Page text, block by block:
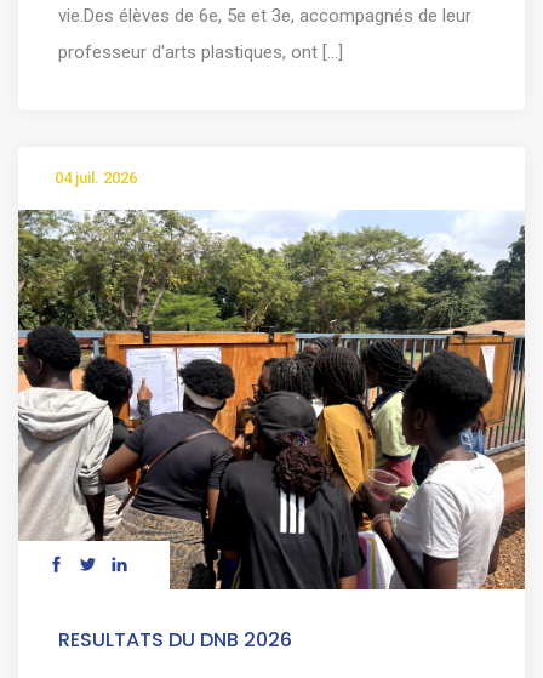
vie.Des élèves de 6e, 5e et 3e, accompagnés de leur
professeur d'arts plastiques, ont [...]
04 juil. 2026
RESULTATS DU DNB 2026